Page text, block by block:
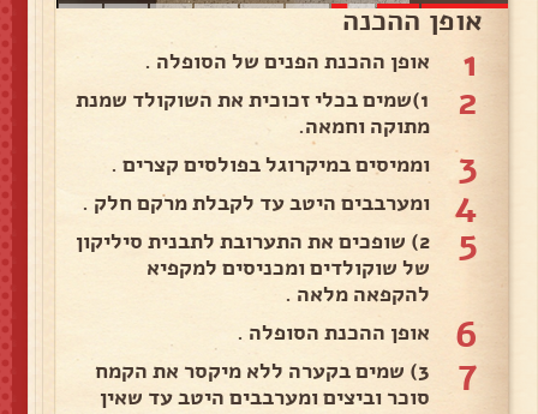
אופן ההכנה
1 אופן ההכנת הפנים של הסופלה .
2
1)שמים בכלי זכוכית את השוקולד שמנת
מתוקה וחמאה.
3 וממיסים במיקרוגל בפולסים קצרים .
4 ומערבבים היטב עד לקבלת מרקם חלק .
5
2) שופכים את התערובת לתבנית סיליקון
של שוקולדים ומכניסים למקפיא
להקפאה מלאה .
6 אופן ההכנת הסופלה .
7
3) שמים בקערה ללא מיקסר את הקמח
סוכר וביצים ומערבבים היטב עד שאין